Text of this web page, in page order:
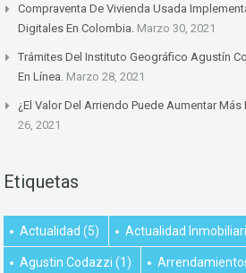
Compraventa De Vivienda Usada
Digitales En Colombia. Marzo 30, 2021
Trámites Del Instituto Geográfico Agustín
En Línea. Marzo 28, 2021
¿El Valor Del Arriendo Puede Aumentar Más
26, 2021
Etiquetas
Actualidad (5) Actualidad
Agustin Codazzi (1)